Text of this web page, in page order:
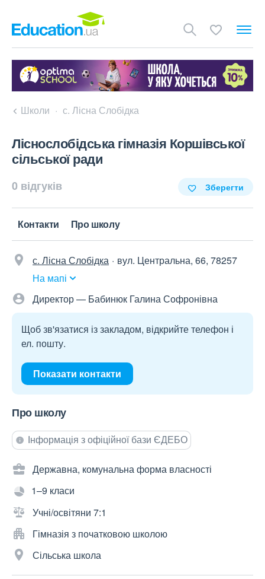
Школи с. Лісна Слобідка
Ліснослобідська гімназія Коршівської
сільської ради
0 відгуків Зберегти
Контакти Про школу
с. Лісна Слобідка
вул. Центральна, 66, 78257
На мапі
Директор — Бабинюк Галина Софронівна
Щоб зв'язатися із закладом, відкрийте телефон і
ел. пошту.
Показати контакти
Про школу
Інформація з офіційної бази ЄДЕБО
Державна, комунальна форма власності
1–9 класи
Учні/освітяни 7:1
Гімназія з початковою школою
Сільська школа